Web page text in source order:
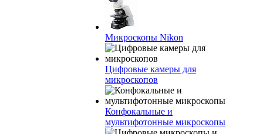
Микроскопы Nikon
Цифровые камеры для
микроскопов
Конфокальные и
мультифотонные микроскопы